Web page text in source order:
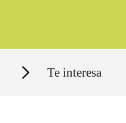
Secciones Te interesa